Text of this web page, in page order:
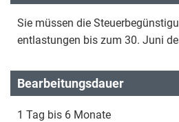
Sie müssen die
entlastungen bis zum 30. Juni
Bearbeitungsdauer
1 Tag bis 6 Monate